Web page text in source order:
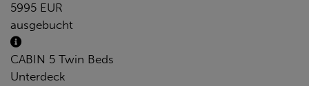
5995 EUR
ausgebucht
CABIN 5 Twin Beds
Unterdeck